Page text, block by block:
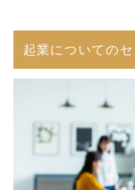
起業についての